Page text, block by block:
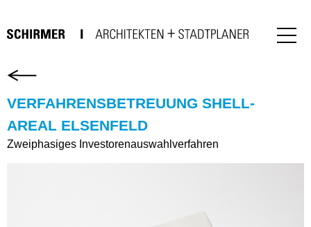
VERFAHRENSBETREUUNG SHELL-
AREAL ELSENFELD
Zweiphasiges Investorenauswahlverfahren